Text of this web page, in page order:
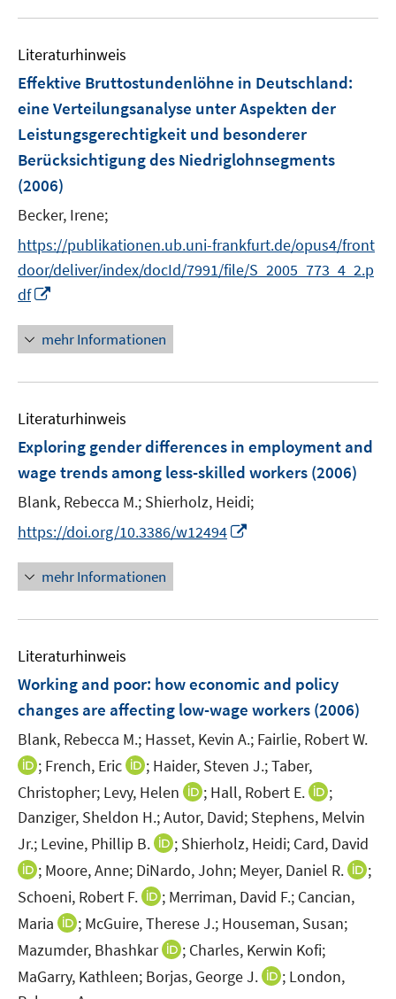
n
Literaturhinweis
Effektive Bruttostundenlöhne in Deutschland:
eine Verteilungsanalyse unter Aspekten der
Leistungsgerechtigkeit und besonderer
Berücksichtigung des Niedriglohnsegments
(2006)
Becker, Irene;
https://publikationen.ub.uni-frankfurt.de/opus4/front
door/deliver/index/docId/7991/file/S_2005_773_4_2.p
df
n
e
u
m
F
n
s
t
e
r
ö
n
e
n
mehr Informationen
Literaturhinweis
Exploring gender differences in employment and
wage trends among less-skilled workers (2006)
Blank, Rebecca M.; Shierholz, Heidi;
https://doi.org/10.3386/w12494
u
F
n
s
t
e
ö
f
f
n
n
mehr Informationen
Literaturhinweis
Working and poor: how economic and policy
changes are affecting low-wage workers (2006)
Blank, Rebecca M.; Hasset, Kevin A.; Fairlie, Robert W.
I
n
e
u
e
m
F
e
n
s
; French, Eric
I
n
n
e
u
e
m
F
e
n
s
; Haider, Steven J.;Taber,
Christopher; Levy, Helen
I
n
e
u
e
m
e
n
; Hall, Robert E.
I
n
n
e
u
e
m
n
;
Danziger, Sheldon H.;Autor, David; Stephens, Melvin
Jr.; Levine, Phillip B.
I
n
e
u
e
m
; Shierholz, Heidi; Card, David
I
n
e
u
e
; Moore, Anne; DiNardo, John; Meyer, Daniel R.
I;
Schoeni, Robert F.
I
n
n
e
u
; Merriman, David F.; Cancian,
Maria
I
n
e
; McGuire, Therese J.; Houseman, Susan;
Mazumder, Bhashkar
I
n
n
; Charles, Kerwin Kofi;
MaGarry, Kathleen; Borjas, George J.
I; London,